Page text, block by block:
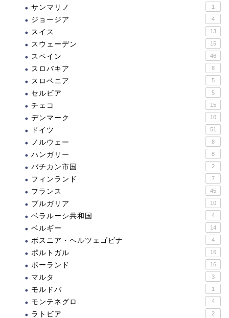
サンマリノ 1
ジョージア 4
スイス 13
スウェーデン 15
スペイン 46
スロバキア 8
スロベニア 5
セルビア 5
チェコ 15
デンマーク 10
ドイツ 51
ノルウェー 8
ハンガリー 8
バチカン市国 2
フィンランド 7
フランス 45
ブルガリア 10
ベラルーシ共和国 4
ベルギー 14
ボスニア・ヘルツェゴビナ 4
ポルトガル 16
ポーランド 16
マルタ 3
モルドバ 1
モンテネグロ 4
ラトビア 2